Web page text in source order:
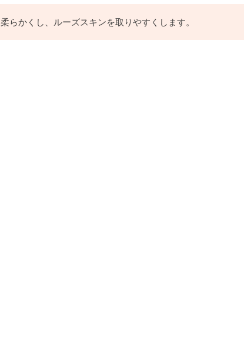
らかくし、ルーズスキンを取りやすくします。